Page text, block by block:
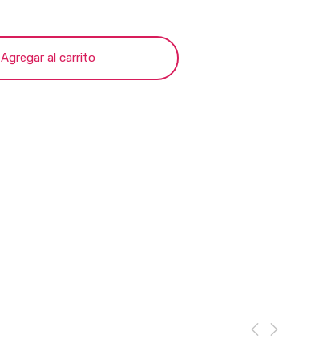
Agregar al carrito